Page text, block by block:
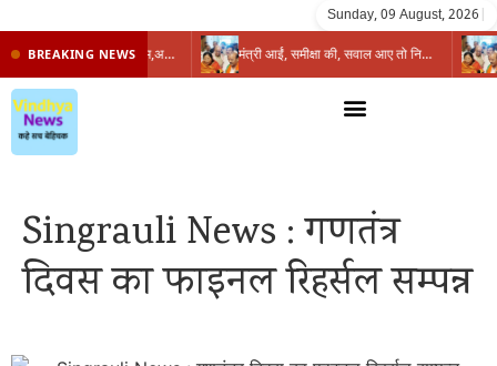
Sunday, 09 August, 2026
BREAKING NEWS प्रभारी मंत्री के निशाने पर नगर निगम,अफसरों को 10 दिन का अल्टीमेटम,नहीं होगी कार्रवाई, महापौर-आयुक्त के बीच सौहार्दहीनता पर मंत्री ने उठाए सवाल मंत्री आईं, समीक्षा की, सवाल आए तो निकल गईं – खाली जयंत चौंकीं पर नहीं दिया जवाब
Singrauli News : गणतंत्र
दिवस का फाइनल रिहर्सल सम्पन्न